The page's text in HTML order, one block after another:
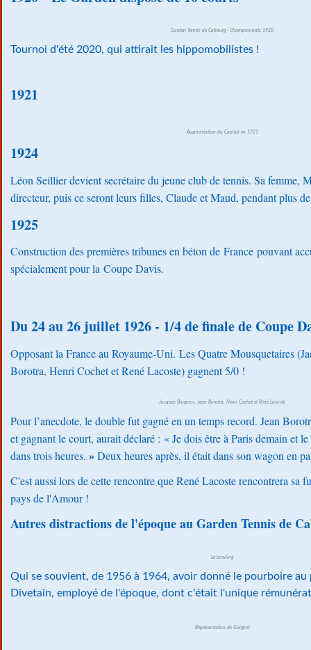
Garden Tennis de Cabourg - Championnats 1920
Tournoi d'été 2020, qui attirait les hippomobilistes !
1921
Augmentation du Capital en 1921
1924
Léon Seillier devient secrétaire du jeune club de tennis. Sa femme,
directeur, puis ce seront leurs filles, Claude et Maud, pendant plus
1925
Construction des premières tribunes en béton de France pouvant
spécialement pour la Coupe Davis.
Du 24 au 26 juillet 1926 - 1/4 de finale de Coupe
Opposant la France au Royaume-Uni. Les Quatre Mousquetaires
Borotra, Henri Cochet et René Lacoste) gagnent 5/0 !
Jacques Brugnon, Jean Borotra, Henri Cochet et René Lacoste
Pour l’anecdote, le double fut gagné en un temps record. Jean
et gagnant le court, aurait déclaré : « Je dois être à Paris demain et
dans trois heures. »Deux heures après, il était dans son wagon en
C'est aussi lors de cette rencontre que René Lacoste rencontrera sa
pays de l'Amour !
Autres distractions de l'époque au Garden Tennis de
Le bowling
Qui se souvient, de 1956 à 1964, avoir donné le pourboire au
Divetain, employé de l'époque, dont c'était l'unique
Représentation de Guignol